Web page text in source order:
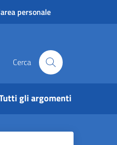
personale
Cerca
gli argomenti